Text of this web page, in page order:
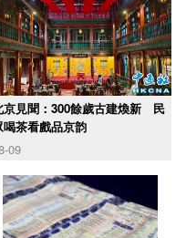
京見聞：300餘歲古建煥新 民
喝茶看戲品京韵
09